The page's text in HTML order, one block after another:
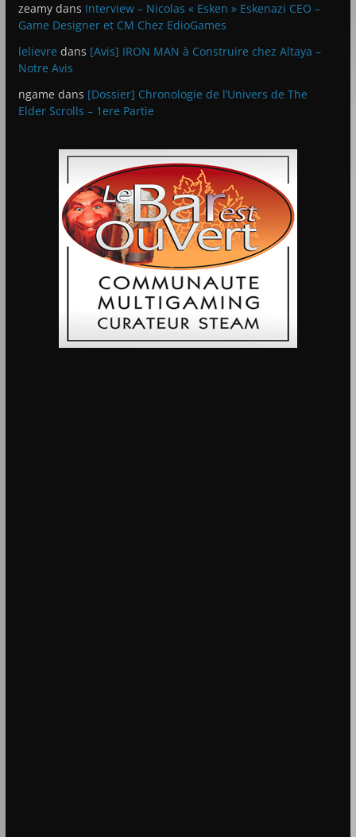
zeamydans Interview – Nicolas « Esken » Eskenazi CEO –
Game Designer et CM Chez EdioGames
lelievre dans [Avis] IRON MAN à Construire chez Altaya –
Notre Avis
ngame dans [Dossier] Chronologie de l’Univers de The
Elder Scrolls – 1ere Partie